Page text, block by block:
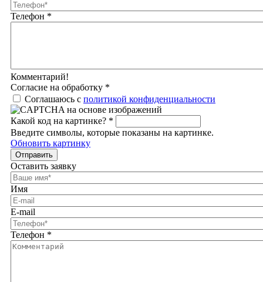
Телефон *
Комментарий!
Согласие на обработку *
Соглашаюсь с политикой конфиденциальности
Какой код на картинке? *
Введите символы, которые показаны на картинке.
Обновить картинку
Отправить
Оставить заявку
Имя
E-mail
Телефон *